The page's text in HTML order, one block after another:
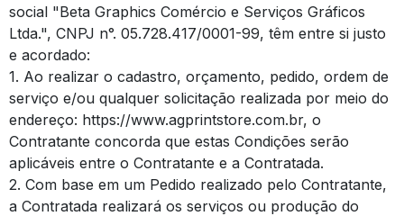
social "Beta Graphics Comércio e Serviços Gráficos
Ltda.", CNPJ n°. 05.728.417/0001-99, têm entre si justo
e acordado:
1. Ao realizar o cadastro, orçamento, pedido, ordem de
serviço e/ou qualquer solicitação realizada por meio do
endereço: https://www.agprintstore.com.br, o
Contratante concorda que estas Condições serão
aplicáveis entre o Contratante e a Contratada.
2. Com base em um Pedido realizado pelo Contratante,
a Contratada realizará os serviços ou produção do